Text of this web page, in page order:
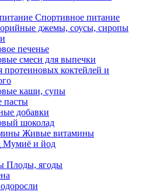
Спортивное питание
джемы, соусы, сиропы
печенье
смеси для выпечки
протеиновых коктейлей и
каши, супы
пасты
добавки
шоколад
Живые витамины
Мумиё и йод
Плоды, ягоды